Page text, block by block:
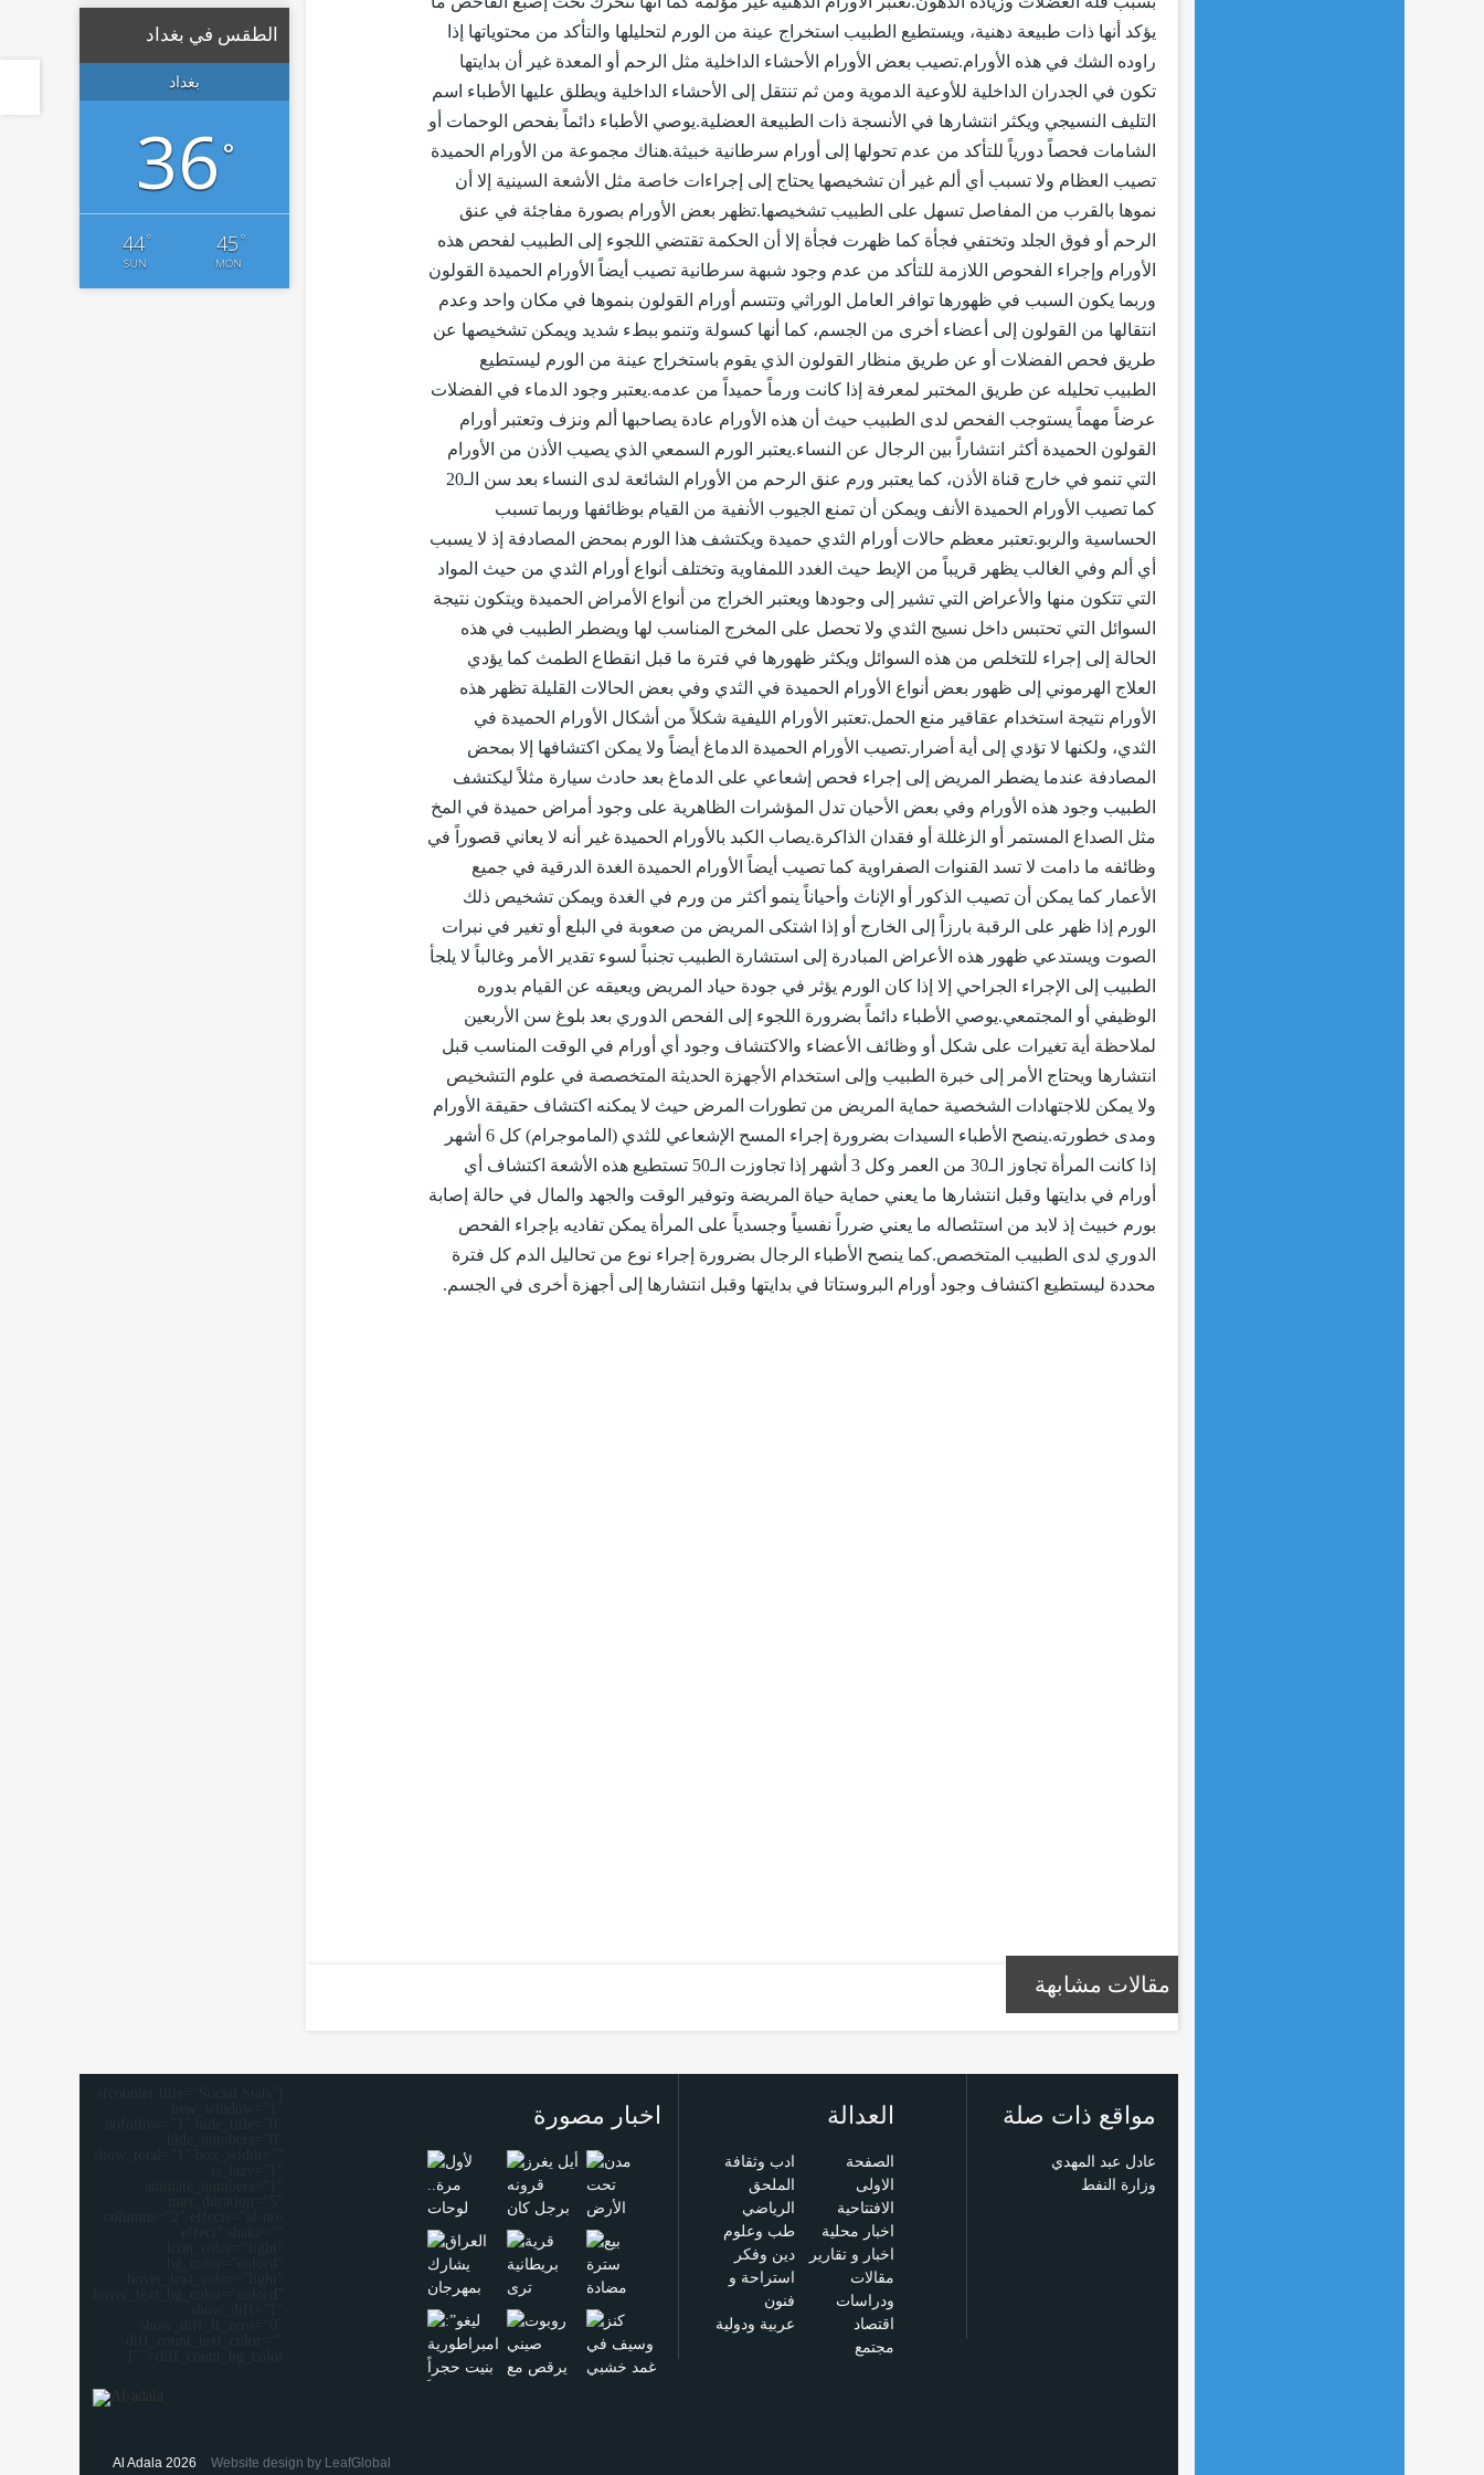
يؤكد أنها ذات طبيعة دهنية، ويستطيع الطبيب استخراج عينة من الورم لتحليلها والتأكد من محتوياتها إذا
راوده الشك في هذه الأورام.تصيب بعض الأورام الأحشاء الداخلية مثل الرحم أو المعدة غير أن بدايتها
تكون في الجدران الداخلية للأوعية الدموية ومن ثم تنتقل إلى الأحشاء الداخلية ويطلق عليها الأطباء اسم
التليف النسيجي ويكثر انتشارها في الأنسجة ذات الطبيعة العضلية.يوصي الأطباء دائماً بفحص الوحمات أو
الشامات فحصاً دورياً للتأكد من عدم تحولها إلى أورام سرطانية خبيثة.هناك مجموعة من الأورام الحميدة
تصيب العظام ولا تسبب أي ألم غير أن تشخيصها يحتاج إلى إجراءات خاصة مثل الأشعة السينية إلا أن
نموها بالقرب من المفاصل تسهل على الطبيب تشخيصها.تظهر بعض الأورام بصورة مفاجئة في عنق
الرحم أو فوق الجلد وتختفي فجأة كما ظهرت فجأة إلا أن الحكمة تقتضي اللجوء إلى الطبيب لفحص هذه
الأورام وإجراء الفحوص اللازمة للتأكد من عدم وجود شبهة سرطانية تصيب أيضاً الأورام الحميدة القولون
وربما يكون السبب في ظهورها توافر العامل الوراثي وتتسم أورام القولون بنموها في مكان واحد وعدم
انتقالها من القولون إلى أعضاء أخرى من الجسم، كما أنها كسولة وتنمو ببطء شديد ويمكن تشخيصها عن
طريق فحص الفضلات أو عن طريق منظار القولون الذي يقوم باستخراج عينة من الورم ليستطيع
الطبيب تحليله عن طريق المختبر لمعرفة إذا كانت ورماً حميداً من عدمه.يعتبر وجود الدماء في الفضلات
عرضاً مهماً يستوجب الفحص لدى الطبيب حيث أن هذه الأورام عادة يصاحبها ألم ونزف وتعتبر أورام
القولون الحميدة أكثر انتشاراً بين الرجال عن النساء.يعتبر الورم السمعي الذي يصيب الأذن من الأورام
التي تنمو في خارج قناة الأذن، كما يعتبر ورم عنق الرحم من الأورام الشائعة لدى النساء بعد سن الـ20
كما تصيب الأورام الحميدة الأنف ويمكن أن تمنع الجيوب الأنفية من القيام بوظائفها وربما تسبب
الحساسية والربو.تعتبر معظم حالات أورام الثدي حميدة ويكتشف هذا الورم بمحض المصادفة إذ لا يسبب
أي ألم وفي الغالب يظهر قريباً من الإبط حيث الغدد اللمفاوية وتختلف أنواع أورام الثدي من حيث المواد
التي تتكون منها والأعراض التي تشير إلى وجودها ويعتبر الخراج من أنواع الأمراض الحميدة ويتكون نتيجة
السوائل التي تحتبس داخل نسيج الثدي ولا تحصل على المخرج المناسب لها ويضطر الطبيب في هذه
الحالة إلى إجراء للتخلص من هذه السوائل ويكثر ظهورها في فترة ما قبل انقطاع الطمث كما يؤدي
العلاج الهرموني إلى ظهور بعض أنواع الأورام الحميدة في الثدي وفي بعض الحالات القليلة تظهر هذه
الأورام نتيجة استخدام عقاقير منع الحمل.تعتبر الأورام الليفية شكلاً من أشكال الأورام الحميدة في
الثدي، ولكنها لا تؤدي إلى أية أضرار.تصيب الأورام الحميدة الدماغ أيضاً ولا يمكن اكتشافها إلا بمحض
المصادفة عندما يضطر المريض إلى إجراء فحص إشعاعي على الدماغ بعد حادث سيارة مثلاً ليكتشف
الطبيب وجود هذه الأورام وفي بعض الأحيان تدل المؤشرات الظاهرية على وجود أمراض حميدة في المخ
مثل الصداع المستمر أو الزغللة أو فقدان الذاكرة.يصاب الكبد بالأورام الحميدة غير أنه لا يعاني قصوراً في
وظائفه ما دامت لا تسد القنوات الصفراوية كما تصيب أيضاً الأورام الحميدة الغدة الدرقية في جميع
الأعمار كما يمكن أن تصيب الذكور أو الإناث وأحياناً ينمو أكثر من ورم في الغدة ويمكن تشخيص ذلك
الورم إذا ظهر على الرقبة بارزاً إلى الخارج أو إذا اشتكى المريض من صعوبة في البلع أو تغير في نبرات
الصوت ويستدعي ظهور هذه الأعراض المبادرة إلى استشارة الطبيب تجنباً لسوء تقدير الأمر وغالباً لا يلجأ
الطبيب إلى الإجراء الجراحي إلا إذا كان الورم يؤثر في جودة حياد المريض ويعيقه عن القيام بدوره
الوظيفي أو المجتمعي.يوصي الأطباء دائماً بضرورة اللجوء إلى الفحص الدوري بعد بلوغ سن الأربعين
لملاحظة أية تغيرات على شكل أو وظائف الأعضاء والاكتشاف وجود أي أورام في الوقت المناسب قبل
انتشارها ويحتاج الأمر إلى خبرة الطبيب وإلى استخدام الأجهزة الحديثة المتخصصة في علوم التشخيص
ولا يمكن للاجتهادات الشخصية حماية المريض من تطورات المرض حيث لا يمكنه اكتشاف حقيقة الأورام
ومدى خطورته.ينصح الأطباء السيدات بضرورة إجراء المسح الإشعاعي للثدي (الماموجرام) كل 6 أشهر
إذا كانت المرأة تجاوز الـ30 من العمر وكل 3 أشهر إذا تجاوزت الـ50 تستطيع هذه الأشعة اكتشاف أي
أورام في بدايتها وقبل انتشارها ما يعني حماية حياة المريضة وتوفير الوقت والجهد والمال في حالة إصابة
بورم خبيث إذ لابد من استئصاله ما يعني ضرراً نفسياً وجسدياً على المرأة يمكن تفاديه بإجراء الفحص
الدوري لدى الطبيب المتخصص.كما ينصح الأطباء الرجال بضرورة إجراء نوع من تحاليل الدم كل فترة
محددة ليستطيع اكتشاف وجود أورام البروستاتا في بدايتها وقبل انتشارها إلى أجهزة أخرى في الجسم.
مقالات مشابهة
الطقس في بغداد
بغداد
36°
44°
SUN
45°
MON
مواقع ذات صلة
عادل عبد المهدي
وزارة النفط
العدالة
الصفحة
الاولى
الافتتاحية
اخبار محلية
اخبار و تقارير
مقالات
ودراسات
اقتصاد
مجتمع
ادب وثقافة
الملحق
الرياضي
طب وعلوم
دين وفكر
استراحة و
فنون
عربية ودولية
اخبار مصورة
Al Adala 2026 Website design by LeafGlobal